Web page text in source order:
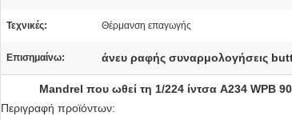
Τεχνικές: Θέρμανση επαγωγής
Επισημαίνω: άνευ ραφής συναρμολογήσεις
Mandrel που ωθεί τη 1/224 ίντσα A234 WPB
Περιγραφή προϊόντων: